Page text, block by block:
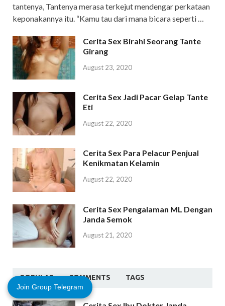
tantenya, Tantenya merasa terkejut mendengar perkataan
keponakannya itu. “Kamu tau dari mana bicara seperti …
Cerita Sex Birahi Seorang Tante
Girang
August 23, 2020
Cerita Sex Jadi Pacar Gelap Tante
Eti
August 22, 2020
Cerita Sex Para Pelacur Penjual
Kenikmatan Kelamin
August 22, 2020
Cerita Sex Pengalaman ML Dengan
Janda Semok
August 21, 2020
POPULAR COMMENTS TAGS
Join Group Telegram